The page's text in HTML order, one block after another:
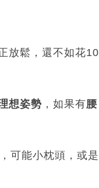
放鬆，還不如花10
想姿勢 ，如果有腰
可能小枕頭，或是